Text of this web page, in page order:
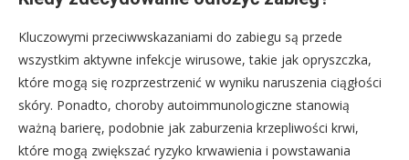
Kluczowymi przeciwwskazaniami do zabiegu są przede
wszystkim aktywne infekcje wirusowe, takie jak opryszczka,
które mogą się rozprzestrzenić w wyniku naruszenia ciągłości
skóry. Ponadto, choroby autoimmunologiczne stanowią
ważną barierę, podobnie jak zaburzenia krzepliwości krwi,
które mogą zwiększać ryzyko krwawienia i powstawania